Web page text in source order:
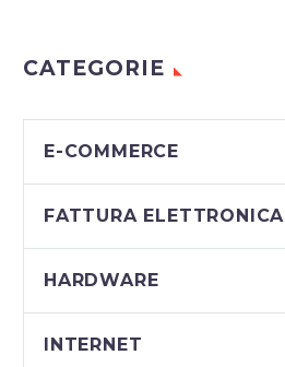
CATEGORIE
E-COMMERCE
FATTURA ELETTRONICA
HARDWARE
INTERNET